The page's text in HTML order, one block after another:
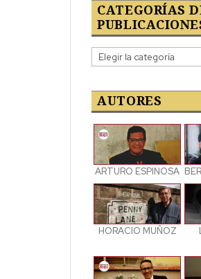
CATEGORÍAS
Categorías
de
publicaciones
AUTORES
ARTURO ESPINOSA
HORACIO MUÑOZ